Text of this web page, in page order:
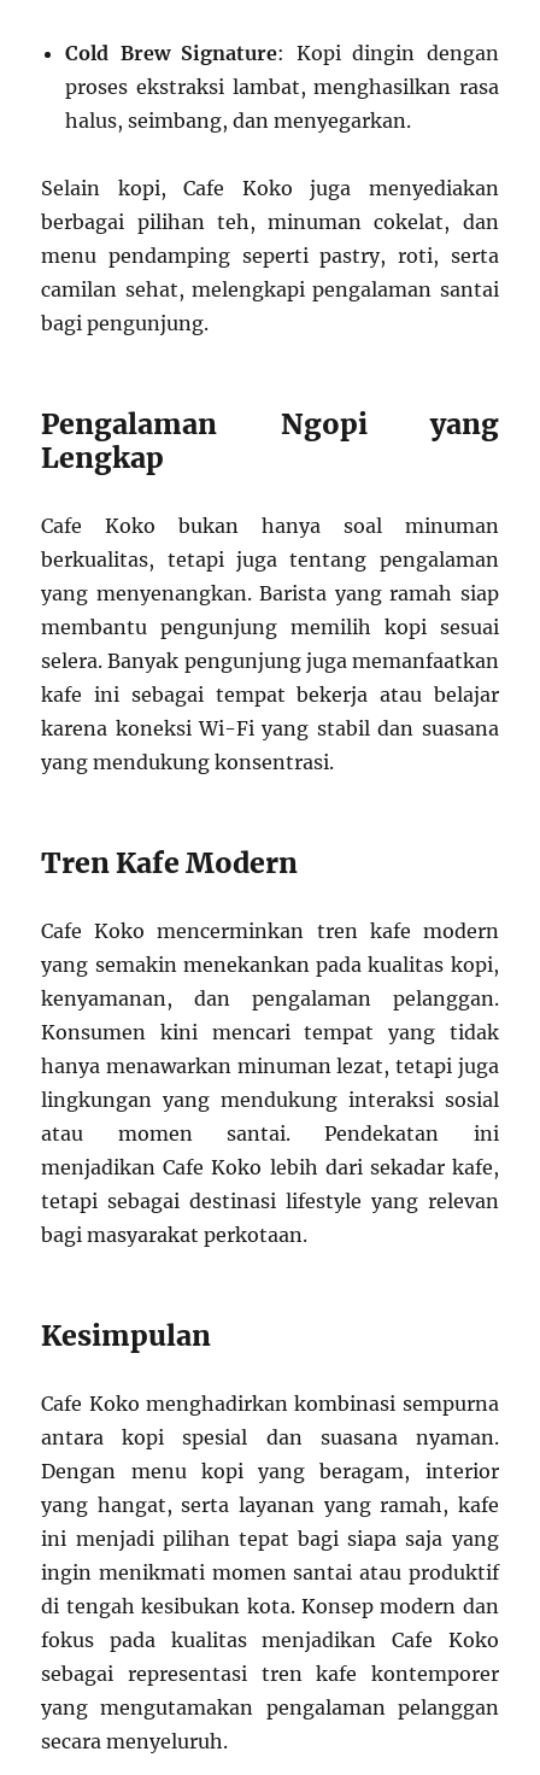
Cold Brew Signature: Kopi dingin dengan
proses ekstraksi lambat, menghasilkan rasa
halus, seimbang, dan menyegarkan.
Selain kopi, Cafe Koko juga menyediakan
berbagai pilihan teh, minuman cokelat, dan
menu pendamping seperti pastry, roti, serta
camilan sehat, melengkapi pengalaman santai
bagi pengunjung.
Pengalaman Ngopi yang
Lengkap
Cafe Koko bukan hanya soal minuman
berkualitas, tetapi juga tentang pengalaman
yang menyenangkan. Barista yang ramah siap
membantu pengunjung memilih kopi sesuai
selera. Banyak pengunjung juga memanfaatkan
kafe ini sebagai tempat bekerja atau belajar
karena koneksi Wi-Fi yang stabil dan suasana
yang mendukung konsentrasi.
Tren Kafe Modern
Cafe Koko mencerminkan tren kafe modern
yang semakin menekankan pada kualitas kopi,
kenyamanan, dan pengalaman pelanggan.
Konsumen kini mencari tempat yang tidak
hanya menawarkan minuman lezat, tetapi juga
lingkungan yang mendukung interaksi sosial
atau momen santai. Pendekatan ini
menjadikan Cafe Koko lebih dari sekadar kafe,
tetapi sebagai destinasi lifestyle yang relevan
bagi masyarakat perkotaan.
Kesimpulan
Cafe Koko menghadirkan kombinasi sempurna
antara kopi spesial dan suasana nyaman.
Dengan menu kopi yang beragam, interior
yang hangat, serta layanan yang ramah, kafe
ini menjadi pilihan tepat bagi siapa saja yang
ingin menikmati momen santai atau produktif
di tengah kesibukan kota. Konsep modern dan
fokus pada kualitas menjadikan Cafe Koko
sebagai representasi tren kafe kontemporer
yang mengutamakan pengalaman pelanggan
secara menyeluruh.